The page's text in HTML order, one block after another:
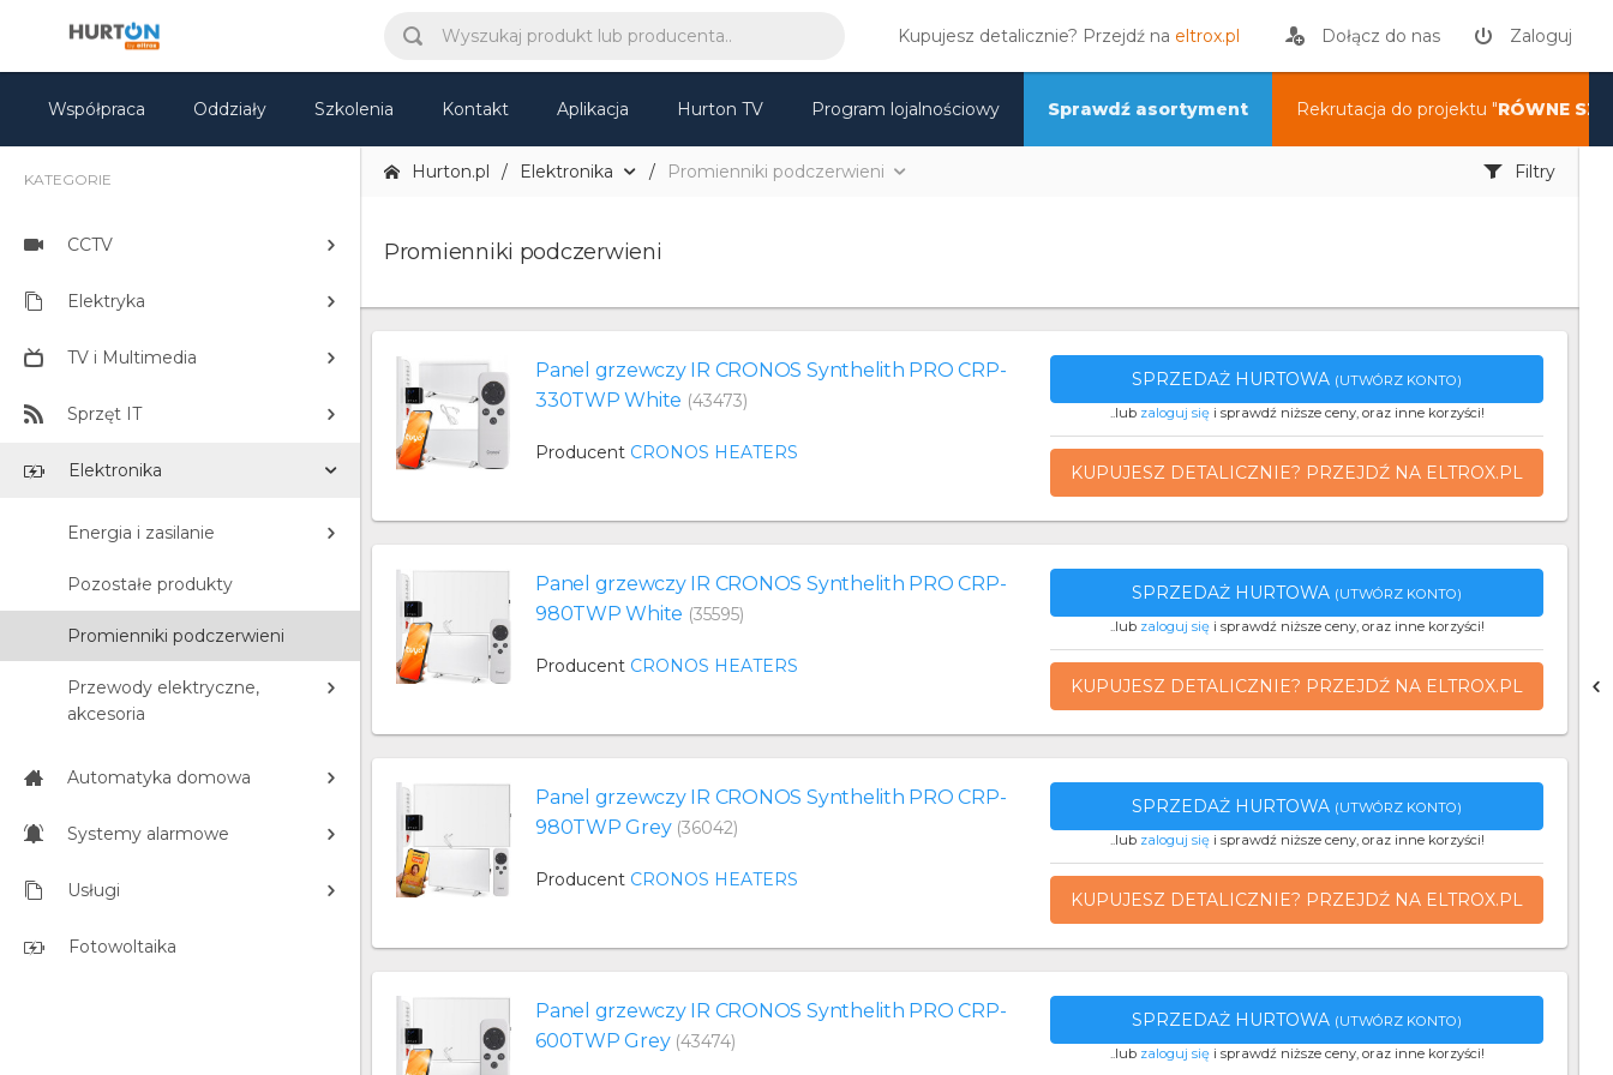
Kupujesz detalicznie? Przejdź na eltrox.pl Dołącz do nas Zaloguj
Współpraca Oddziały Szkolenia Kontakt Aplikacja Hurton TV Program lojalnościowy Sprawdź asortyment Rekrutacja do projektu "RÓWNE
KATEGORIE
CCTV
Elektryka
TV i Multimedia
Sprzęt IT
Elektronika
Energia i zasilanie
Pozostałe produkty
Promienniki podczerwieni
Przewody elektryczne,
akcesoria
Automatyka domowa
Systemy alarmowe
Usługi
Fotowoltaika
Hurton.pl Elektronika Promienniki podczerwieni Filtry
Promienniki podczerwieni
Panel grzewczy IR CRONOS Synthelith PRO CRP-
330TWP White (43473)
Producent CRONOS HEATERS
SPRZEDAŻ HURTOWA (UTWÓRZ KONTO)
..lub zaloguj sięi sprawdź niższe ceny, oraz inne korzyści!
KUPUJESZ DETALICZNIE? PRZEJDŹ NA ELTROX.PL
Panel grzewczy IR CRONOS Synthelith PRO CRP-
980TWP White (35595)
Producent CRONOS HEATERS
SPRZEDAŻ HURTOWA (UTWÓRZ KONTO)
..lub zaloguj sięi sprawdź niższe ceny, oraz inne korzyści!
KUPUJESZ DETALICZNIE? PRZEJDŹ NA ELTROX.PL
Panel grzewczy IR CRONOS Synthelith PRO CRP-
980TWP Grey (36042)
Producent CRONOS HEATERS
SPRZEDAŻ HURTOWA (UTWÓRZ KONTO)
..lub zaloguj sięi sprawdź niższe ceny, oraz inne korzyści!
KUPUJESZ DETALICZNIE? PRZEJDŹ NA ELTROX.PL
Panel grzewczy IR CRONOS Synthelith PRO CRP-
600TWP Grey (43474)
SPRZEDAŻ HURTOWA (UTWÓRZ KONTO)
..lub zaloguj sięi sprawdź niższe ceny, oraz inne korzyści!